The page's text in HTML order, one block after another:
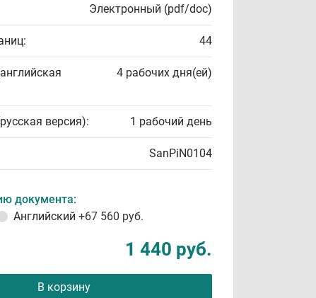
Электронный (pdf/doc)
44
4 рабочих дня(ей)
версия): 1 рабочий день
SanPiN0104
документа:
Английский +67 560 руб.
1 440 руб.
В корзину